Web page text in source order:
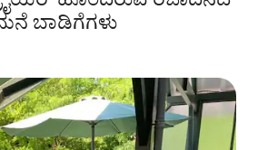
ಬಾಡಿಗೆಗಳು